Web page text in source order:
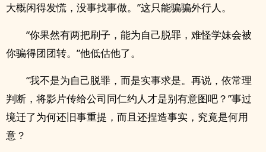
大概闲得发慌，没事找事做。”这只能骗骗外行人。
“你果然有两把刷子，能为自己脱罪，难怪学妹会被
你骗得团团转。”他低估他了。
“我不是为自己脱罪，而是实事求是。再说，依常理
判断，将影片传给公司同仁约人才是别有意图吧？”事过
境迁了为何还旧事重提，而且还捏造事实，究竟是何用
意？